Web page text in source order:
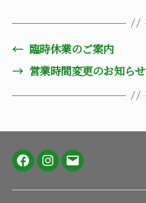
← 臨時休業のご案内
→ 営業時間変更のお知らせ
Facebook
Instagram
メ